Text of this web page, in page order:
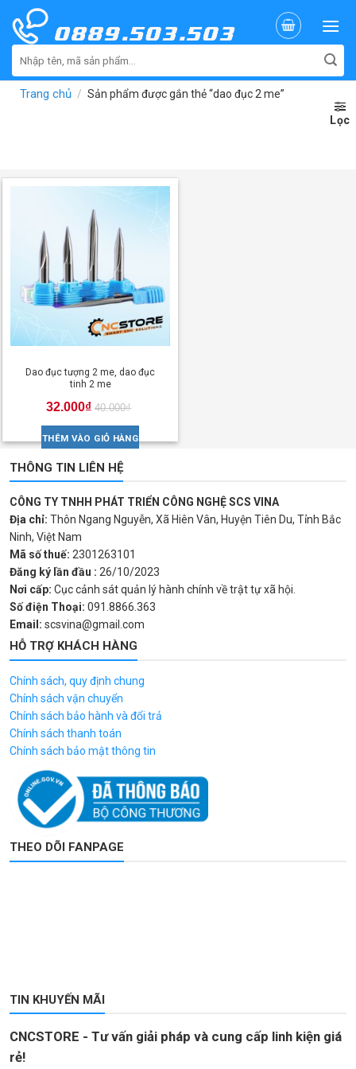
content
kiếm:
Trang chủ / Sản phẩm được gắn thẻ “dao đục 2 me”
Lọc
Dao đục tượng 2 me, dao đục
tinh 2 me
32.000₫ 40.000₫
THÊM VÀO GIỎ HÀNG
THÔNG TIN LIÊN HỆ
CÔNG TY TNHH PHÁT TRIỂN CÔNG NGHỆ SCS VINA
Địa chỉ: Thôn Ngang Nguyễn, Xã Hiên Vân, Huyện Tiên Du, Tỉnh Bắc
Ninh, Việt Nam
Mã số thuế: 2301263101
Đăng ký lần đầu : 26/10/2023
Nơi cấp: Cục cảnh sát quản lý hành chính về trật tự xã hội.
Số điện Thoại: 091.8866.363
Email: scsvina@gmail.com
HỖ TRỢ KHÁCH HÀNG
Chính sách, quy định chung
Chính sách vận chuyển
Chính sách bảo hành và đổi trả
Chính sách thanh toán
Chính sách bảo mật thông tin
THEO DÕI FANPAGE
TIN KHUYẾN MÃI
CNCSTORE - Tư vấn giải pháp và cung cấp linh kiện giá
rẻ!